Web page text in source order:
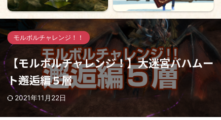
モルボルチャレンジ！！
【モルボルチャレンジ！】大迷宮バハムー
ト邂逅編５層
2021年11月22日